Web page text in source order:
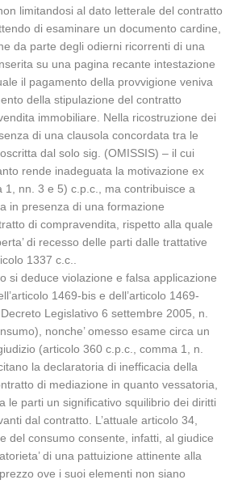
limitandosi al dato letterale del contratto
di esaminare un documento cardine,
da parte degli odierni ricorrenti di una
su una pagina recante intestazione
il pagamento della provvigione veniva
della stipulazione del contratto
immobiliare. Nella ricostruzione dei
di una clausola concordata tra le
dal solo sig. (OMISSIS) – il cui
rende inadeguata la motivazione ex
1, nn. 3 e 5) c.p.c., ma contribuisce a
in presenza di una formazione
di compravendita, rispetto alla quale
di recesso delle parti dalle trattative
1337 c.c..
si deduce violazione e falsa applicazione
1469-bis e dell’articolo 1469-
Legislativo 6 settembre 2005, n.
nonche’ omesso esame circa un
(articolo 360 c.p.c., comma 1, n.
la declaratoria di inefficacia della
di mediazione in quanto vessatoria,
le parti un significativo squilibrio dei diritti
dal contratto. L’attuale articolo 34,
del consumo consente, infatti, al giudice
di una pattuizione attinente alla
ove i suoi elementi non siano